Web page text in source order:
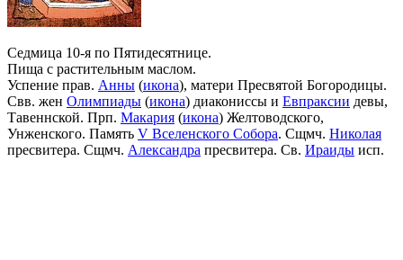
Седмица 10-я по Пятидесятнице.
Пища с растительным маслом.
Успение прав. Анны (икона), матери Пресвятой Богородицы.
Свв. жен Олимпиады (икона) диакониссы и Евпраксии девы,
Тавеннской. Прп. Макария (икона) Желтоводского,
Унженского. Память V Вселенского Собора. Сщмч. Николая
пресвитера. Сщмч. Александра пресвитера. Св. Ираиды исп.